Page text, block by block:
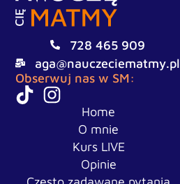
728 465 909
aga@nauczeciematmy.pl
Obserwuj nas w SM:
Home
O mnie
Kurs LIVE
Opinie